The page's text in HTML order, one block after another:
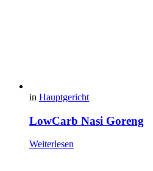
in Hauptgericht
LowCarb Nasi Goreng
Weiterlesen